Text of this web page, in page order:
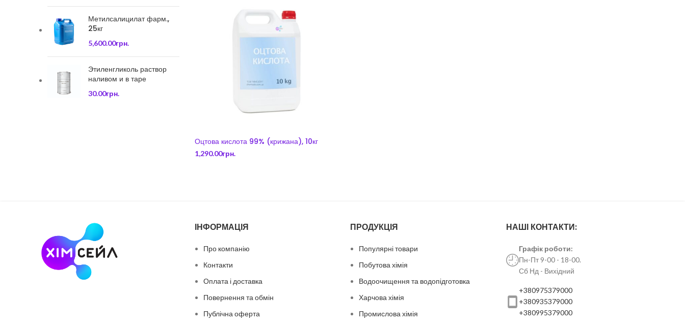
Метилсалицилат фарм.,
25кг
5,600.00грн.
Этиленгликоль раствор
наливом и в таре
30.00грн.
Оцтова кислота 99% (крижана), 10кг
1,290.00грн.
ІНФОРМАЦІЯ
Про компанію
Контакти
Оплата і доставка
Повернення та обмін
Публічна оферта
ПРОДУКЦІЯ
Популярні товари
Побутова хімія
Водоочищення та водопідготовка
Харчова хімія
Промислова хімія
НАШІ КОНТАКТИ:
Графік роботи:
Пн-Пт 9-00 - 18-00.
Сб Нд - Вихідний
+380975379000
+380935379000
+380995379000